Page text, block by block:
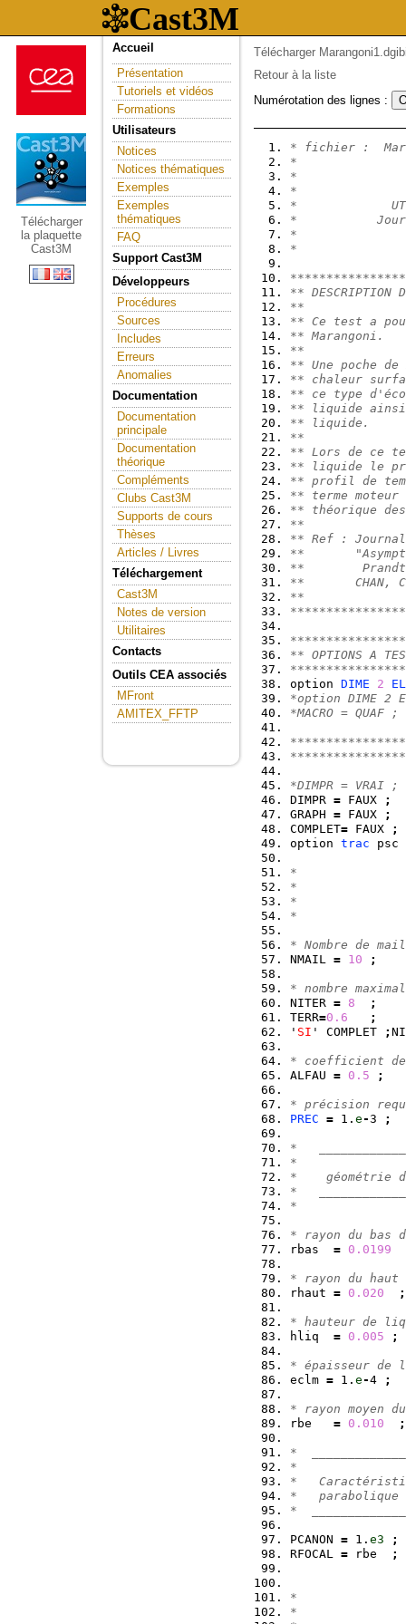
Télécharger
la plaquette
Cast3M
Accueil
Présentation
Tutoriels et vidéos
Formations
Utilisateurs
Notices
Notices thématiques
Exemples
Exemples
thématiques
FAQ
Support Cast3M
Développeurs
Procédures
Sources
Includes
Erreurs
Anomalies
Documentation
Documentation
principale
Documentation
théorique
Compléments
Clubs Cast3M
Supports de cours
Thèses
Articles / Livres
Téléchargement
Cast3M
Notes de version
Utilitaires
Contacts
Outils CEA associés
MFront
AMITEX_FFTP
Télécharger
Retour à la liste
Numérotation des lignes :
* fichier :
*
*
*
*
*
*
*
** DESCRIPTION
**
** Ce test a
** Marangoni.
**
** Une poche
** chaleur
** ce type
** liquide ainsi
** liquide.
**
** Lors de ce
** liquide le
** profil de
** terme
** théorique
**
** Ref :
**
**        Prandtl
**       CHAN,
**
** OPTIONS A
option DIME 2
*option DIME 2
*MACRO = QUAF ;
*DIMPR = VRAI ;
DIMPR = FAUX
;
GRAPH = FAUX
;
COMPLET= FAUX
;
option trac psc
*
*
*
*
* Nombre de
NMAIL = 10 ;
* nombre
NITER = 8
;
TERR=0.6
;
' SI ' COMPLET ;
* coefficient de
ALFAU = 0.5 ;
* précision
PREC = 1. e-3 ;
*
*
*    géométrie
*
*
* rayon du bas
rbas = 0.0199
* rayon du haut
rhaut = 0.020 ;
* hauteur de
hliq = 0.005 ;
* épaisseur de
eclm = 1. e-4 ;
* rayon moyen
rbe = 0.010 ;
*
*
*
*   parabolique :
*
PCANON = 1. e3
;
RFOCAL = rbe ;
*
*